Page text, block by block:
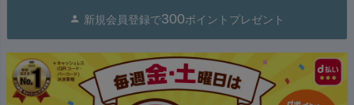
新規会員登録で300ポイントプレゼント